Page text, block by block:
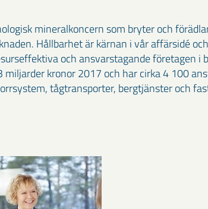
mineralkoncern som bryter och
Hållbarhet är kärnan i vår affärsidé
och ansvarstagande företagen i
kronor 2017 och har cirka 4 100
tågtransporter, bergtjänster och